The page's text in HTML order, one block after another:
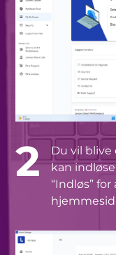
2
Du vil
kan
“Indløs”